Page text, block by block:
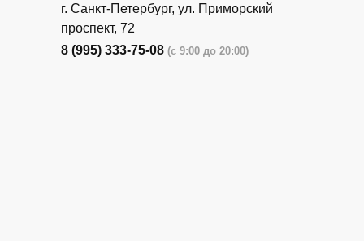
г. Санкт-Петербург, ​ул. Приморский
проспект, 72
8 (995) 333-75-08 (с 9:00 до 20:00)